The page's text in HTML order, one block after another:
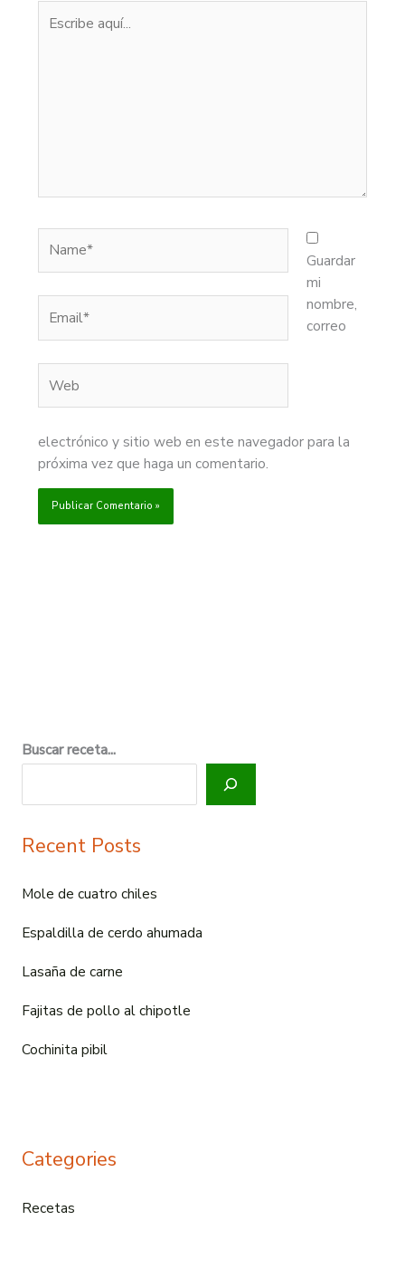
Buscar receta...
Recent Posts
Mole de cuatro chiles
Espaldilla de cerdo ahumada
Lasaña de carne
Fajitas de pollo al chipotle
Cochinita pibil
Categories
Recetas
aquí...
Guardar
mi
nombre,
correo
electrónico y sitio web en este navegador para la
próxima vez que haga un comentario.